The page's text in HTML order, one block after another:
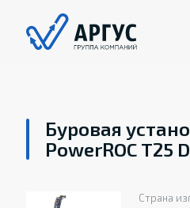
Буровая
PowerROC T25
Страна